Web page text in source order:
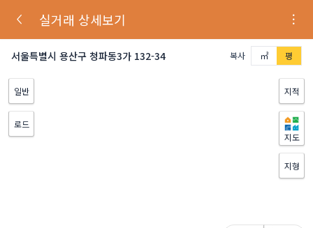
실거래 상세보기
서울특별시 용산구 청파동3가 132-34 복사 ㎡ 평
일반
로드
지적
지도
지형